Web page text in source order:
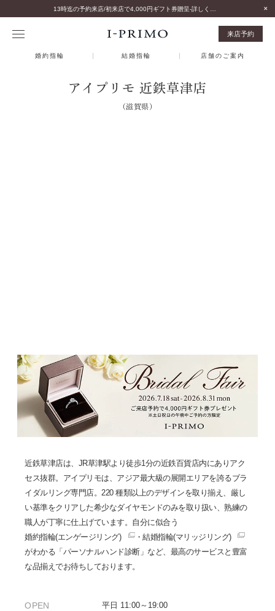
来店予約
婚約指輪 結婚指輪 店舗のご案内
アイプリモ 近鉄草津店
（滋賀県）
近鉄草津店は、JR草津駅より徒歩1分の近鉄百貨店内にありアク
セス抜群。アイプリモは、アジア最大級の展開エリアを誇るブラ
イダルリング専門店。220 種類以上のデザインを取り揃え、厳し
い基準をクリアした希少なダイヤモンドのみを取り扱い、熟練の
職人が丁寧に仕上げています。自分に似合う
婚約指輪(エンゲージリング)
・結婚指輪(マリッジリング)
がわかる「パーソナルハンド診断」など、最高のサービスと豊富
な品揃えでお待ちしております。
OPEN
平日 11:00～19:00